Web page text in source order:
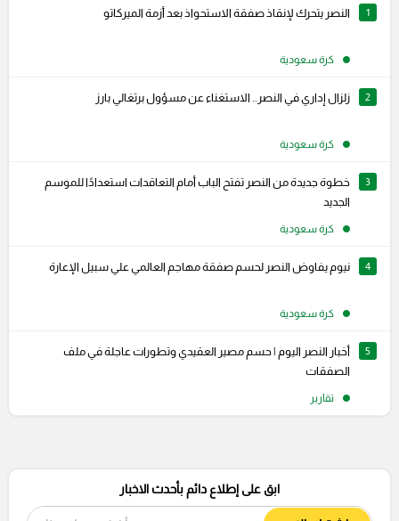
1 النصر يتحرك لإنقاذ صفقة الاستحواذ بعد أزمة الميركاتو
كرة سعودية
2 زلزال إداري في النصر.. الاستغناء عن مسؤول برتغالي بارز
كرة سعودية
3
خطوة جديدة من النصر تفتح الباب أمام التعاقدات استعدادًا للموسم
الجديد
كرة سعودية
4 نيوم يفاوض النصر لحسم صفقة مهاجم العالمي علي سبيل الإعارة
كرة سعودية
5
أخبار النصر اليوم | حسم مصير العقيدي وتطورات عاجلة في ملف
الصفقات
تقارير
ابق على إطلاع دائم بأحدث الاخبار